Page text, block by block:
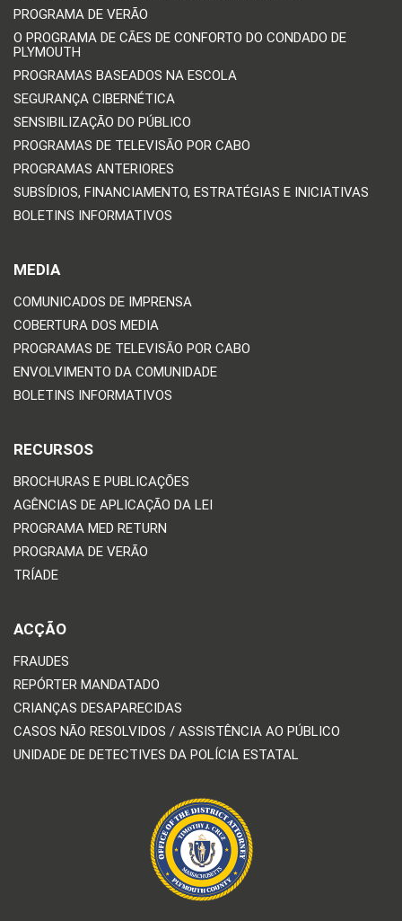
PROGRAMA DE VERÃO
O PROGRAMA DE CÃES DE CONFORTO DO CONDADO DE
PLYMOUTH
PROGRAMAS BASEADOS NA ESCOLA
SEGURANÇA CIBERNÉTICA
SENSIBILIZAÇÃO DO PÚBLICO
PROGRAMAS DE TELEVISÃO POR CABO
PROGRAMAS ANTERIORES
SUBSÍDIOS, FINANCIAMENTO, ESTRATÉGIAS E INICIATIVAS
BOLETINS INFORMATIVOS
MEDIA
COMUNICADOS DE IMPRENSA
COBERTURA DOS MEDIA
PROGRAMAS DE TELEVISÃO POR CABO
ENVOLVIMENTO DA COMUNIDADE
BOLETINS INFORMATIVOS
RECURSOS
BROCHURAS E PUBLICAÇÕES
AGÊNCIAS DE APLICAÇÃO DA LEI
PROGRAMA MED RETURN
PROGRAMA DE VERÃO
TRÍADE
ACÇÃO
FRAUDES
REPÓRTER MANDATADO
CRIANÇAS DESAPARECIDAS
CASOS NÃO RESOLVIDOS / ASSISTÊNCIA AO PÚBLICO
UNIDADE DE DETECTIVES DA POLÍCIA ESTATAL